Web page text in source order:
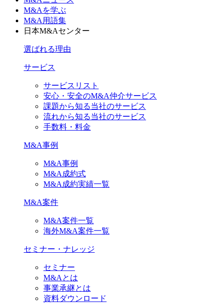
M&Aを学ぶ
M&A用語集
日本M&Aセンター
選ばれる理由
サービス
サービスリスト
安心・安全のM&A仲介サービス
課題から知る当社のサービス
流れから知る当社のサービス
手数料・料金
M&A事例
M&A事例
M&A成約式
M&A成約実績一覧
M&A案件
M&A案件一覧
海外M&A案件一覧
セミナー・ナレッジ
セミナー
M&Aとは
事業承継とは
資料ダウンロード